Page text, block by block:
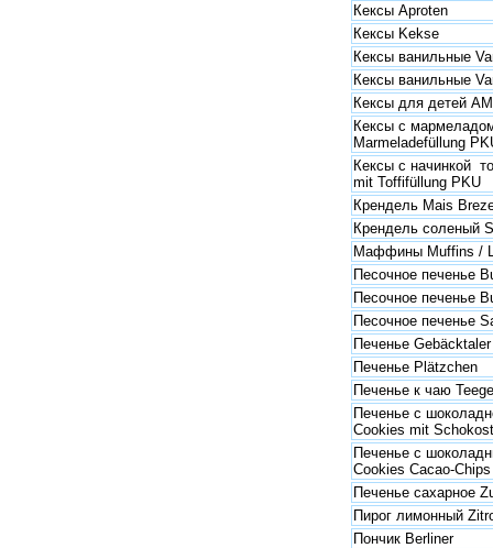
Кексы Aproten
Кексы Kekse
Кексы ванильные
Кексы ванильные
Кексы для детей
Кексы с
Marmeladefüllung
Кексы с начинкой
mit Toffifüllung PKU
Крендель Mais
Крендель соленый
Маффины Muffins /
Песочное печенье
Песочное печенье
Песочное печенье
Печенье Gebäcktaler
Печенье Plätzchen
Печенье к чаю
Печенье с
Cookies mit
Печенье с
Cookies Cacao-Chips
Печенье сахарное
Пирог лимонный
Пончик Berliner